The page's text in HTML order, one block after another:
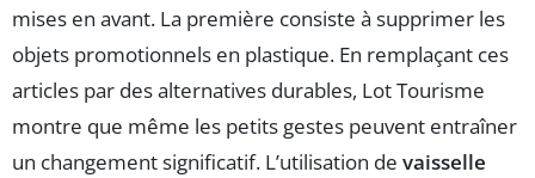
mises en avant. La première consiste à supprimer les
objets promotionnels en plastique. En remplaçant ces
articles par des alternatives durables, Lot Tourisme
montre que même les petits gestes peuvent entraîner
un changement significatif. L’utilisation de vaisselle